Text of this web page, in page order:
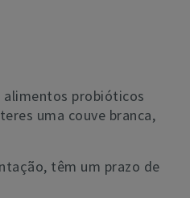
alimentos probióticos
uma couve branca,
têm um prazo de